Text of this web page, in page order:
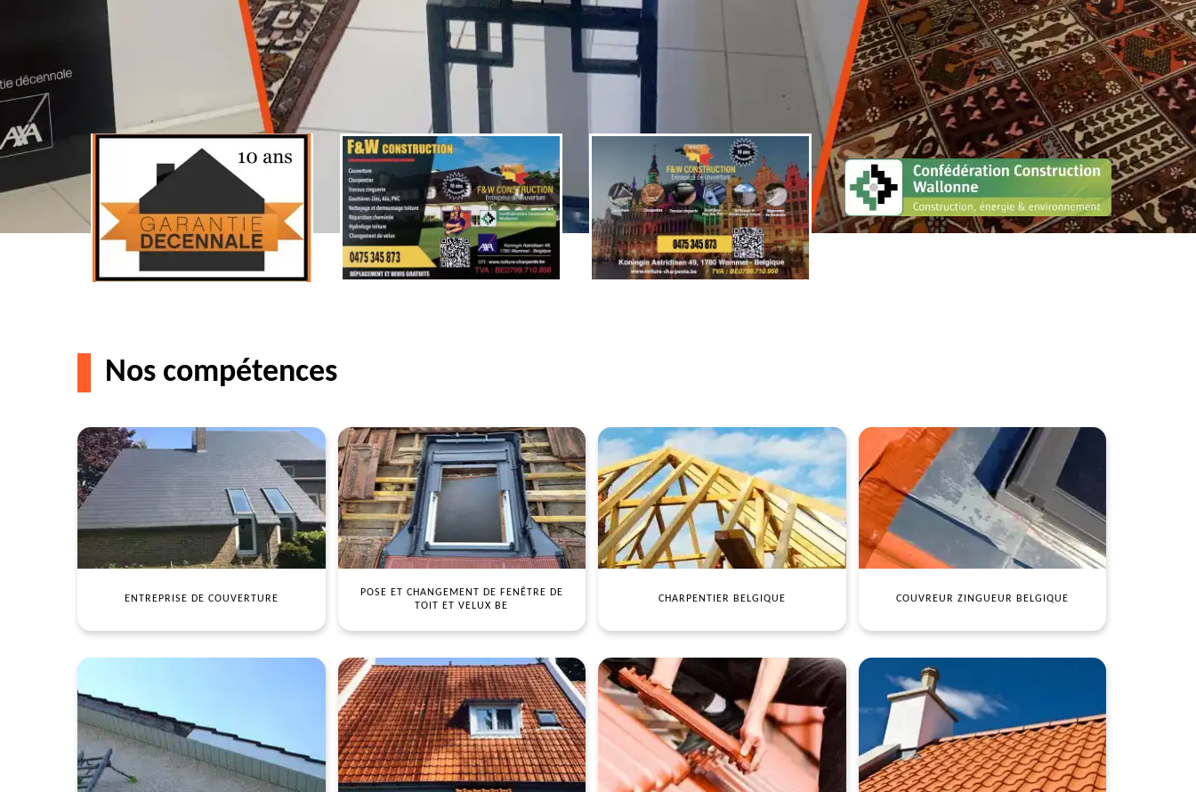
Nos compétences
ENTREPRISE DE COUVERTURE
POSE ET CHANGEMENT DE FENÊTRE DE
TOIT ET VELUX BE
CHARPENTIER BELGIQUE COUVREUR ZINGUEUR BELGIQUE